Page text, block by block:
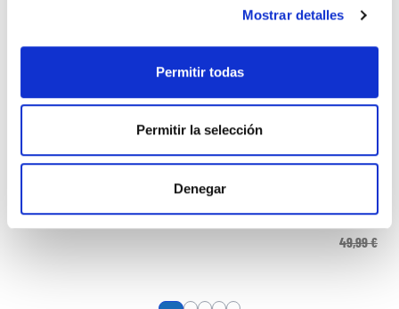
Mostrar detalles
Permitir todas
Permitir la selección
Denegar
CAMISETA ENTRENO JUGADOR 25-26 AZUL MARINO
49,99 €